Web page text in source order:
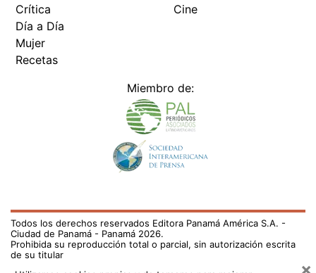
Crítica
Día a Día
Mujer
Recetas
Cine
Miembro de:
Todos los derechos reservados Editora Panamá América S.A. -
Ciudad de Panamá - Panamá 2026.
Prohibida su reproducción total o parcial, sin autorización escrita
de su titular
×